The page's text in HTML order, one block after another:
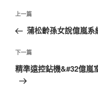
文
導
覽
上
一
文
章
上一篇
蒲松齡孫女說億嵐系
下
一
篇
下一篇
精準遠控鉆機&#32億嵐